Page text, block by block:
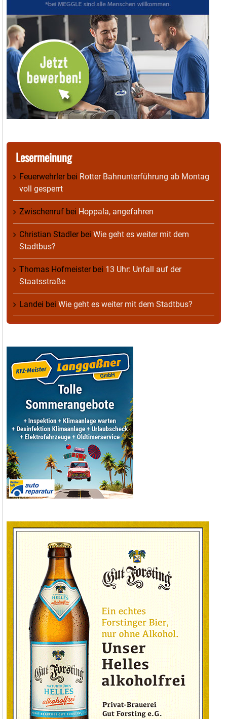
Lesermeinung
Feuerwehrlerbei Rotter Bahnunterführung ab Montag
voll gesperrt
Zwischenruf bei Hoppala, angefahren
Christian Stadlerbei Wie geht es weiter mit dem
Stadtbus?
Thomas Hofmeisterbei 13 Uhr: Unfall auf der
Staatsstraße
Landei bei Wie geht es weiter mit dem Stadtbus?